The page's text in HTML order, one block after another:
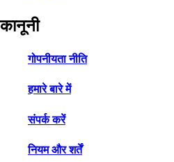
कानूनी
गोपनीयता नीति
हमारे बारे में
संपर्क करें
नियम और शर्तें